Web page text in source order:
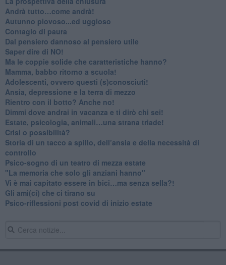
​Andrà tutto…come andrà!
Autunno piovoso...ed uggioso
​Contagio di paura
​Dal pensiero dannoso al pensiero utile
​Saper dire di NO!
​Ma le coppie solide che caratteristiche hanno?
​Mamma, babbo ritorno a scuola!
Adolescenti, ovvero questi (s)conosciuti!
Ansia, depressione e la terra di mezzo
​Rientro con il botto? Anche no!
Dimmi dove andrai in vacanza e ti dirò chi sei!
​Estate, psicologia, animali…una strana triade!
​Crisi o possibilità?
​Storia di un tacco a spillo, dell’ansia e della necessità di
controllo
​Psico-sogno di un teatro di mezza estate
"La memoria che solo gli anziani hanno"
​Vi è mai capitato essere in bici…ma senza sella?!
​Gli ami(ci) che ci tirano su
Psico-riflessioni post covid di inizio estate